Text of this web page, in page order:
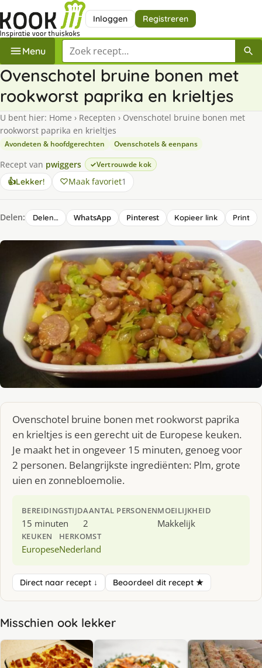
Inloggen Registreren
Menu Zoek een recept
Ovenschotel bruine bonen met
rookworst paprika en krieltjes
U bent hier: Home › Recepten › Ovenschotel bruine bonen met
rookworst paprika en krieltjes
Avondeten & hoofdgerechten Ovenschotels & eenpans
Recept van pwiggers Vertrouwde kok
👍Lekker! Maak favoriet1
Delen: Delen… WhatsApp Pinterest Kopieer link Print
Ovenschotel bruine bonen met rookworst paprika
en krieltjes is een gerecht uit de Europese keuken.
Je maakt het in ongeveer 15 minuten, genoeg voor
2 personen. Belangrijkste ingrediënten: Plm, grote
uien en zonnebloemolie.
BEREIDINGSTIJD
15 minuten
AANTAL PERSONEN
2
MOEILIJKHEID
Makkelijk
KEUKEN
Europese
HERKOMST
Nederland
Direct naar recept ↓ Beoordeel dit recept ★
Misschien ook lekker